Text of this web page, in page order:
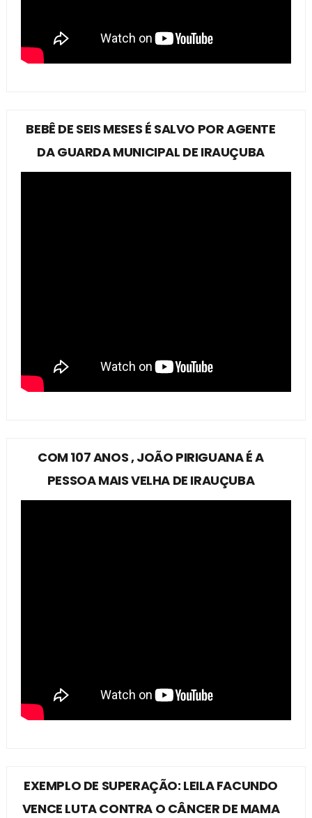
BEBÊ DE SEIS MESES É SALVO POR AGENTE
DA GUARDA MUNICIPAL DE IRAUÇUBA
COM 107 ANOS , JOÃO PIRIGUANA É A
PESSOA MAIS VELHA DE IRAUÇUBA
EXEMPLO DE SUPERAÇÃO: LEILA FACUNDO
VENCE LUTA CONTRA O CÂNCER DE MAMA